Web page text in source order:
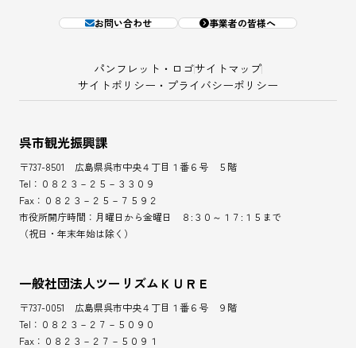
お問い合わせ 事業者の皆様へ
パンフレット・ロゴサイトマップ
サイトポリシー・プライバシーポリシー
呉市観光振興課
〒737-8501 広島県呉市中央４丁目１番６号 ５階
Tel：０８２３－２５－３３０９
Fax：０８２３－２５－７５９２
市役所開庁時間：月曜日から金曜日 ８:３０～１７:１５まで
（祝日・年末年始は除く）
一般社団法人ツーリズムＫＵＲＥ
〒737-0051 広島県呉市中央４丁目１番６号 ９階
Tel：０８２３－２７－５０９０
Fax：０８２３－２７－５０９１